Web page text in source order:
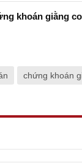
khoán giằng co
chứng khoán